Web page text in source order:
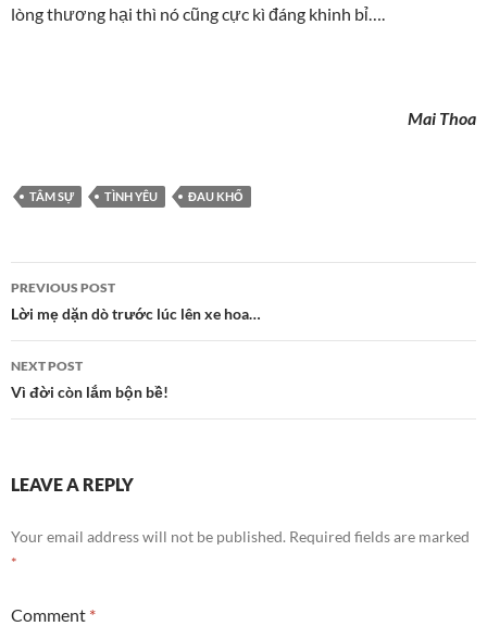
lòng thương hại thì nó cũng cực kì đáng khinh bỉ….
Mai Thoa
TÂM SỰ TÌNH YÊU ĐAU KHỔ
Post
navigation
PREVIOUS POST
Lời mẹ dặn dò trước lúc lên xe hoa…
NEXT POST
Vì đời còn lắm bộn bề!
LEAVE A REPLY
Your email address will not be published. Required fields are marked
*
Comment *